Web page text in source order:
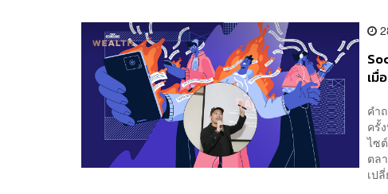
เมื่
คำ
ครั้
ไซ
ตล
เป